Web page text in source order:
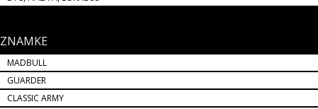
ZNAMKE
MADBULL
GUARDER
CLASSIC ARMY